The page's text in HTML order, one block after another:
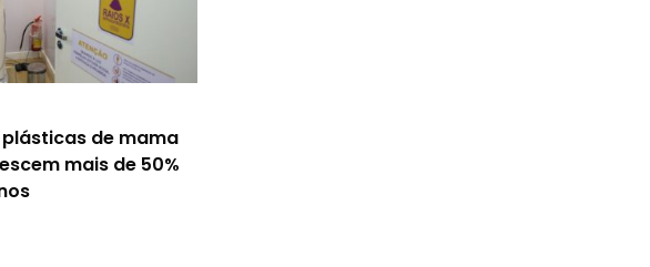
de mama
mais de 50%